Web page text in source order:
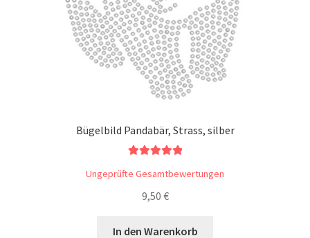
Bügelbild Pandabär, Strass, silber
5.00von 5
Ungeprüfte Gesamtbewertungen
9,50 €
In den Warenkorb